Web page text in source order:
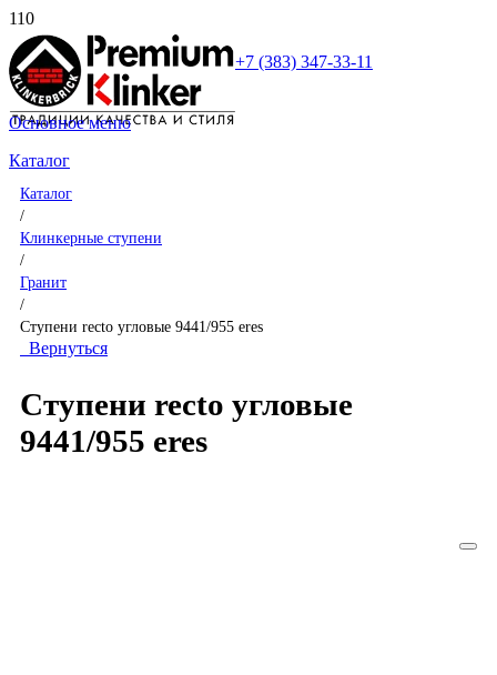
+7 (383) 347-33-11
Основное меню
Каталог
Каталог
/
Клинкерные ступени
/
Гранит
/
Ступени recto угловые 9441/955 eres
Вернуться
Ступени recto угловые
9441/955 eres